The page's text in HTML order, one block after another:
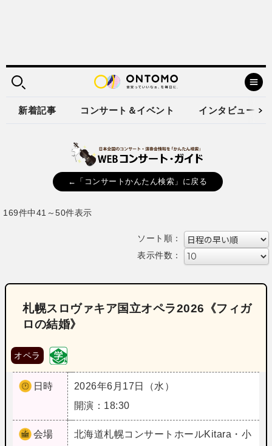
新着記事 コンサート＆イベント インタビュー
←「コンサートかんたん検索」に戻る
169件中41～50件表示
ソート順：
表示件数：
札幌スロヴァキア国立オペラ2026《フィガ
ロの結婚》
オペラ
日時
2026年6月17日（水）
開演：18:30
会場 北海道札幌コンサートホールKitara・小